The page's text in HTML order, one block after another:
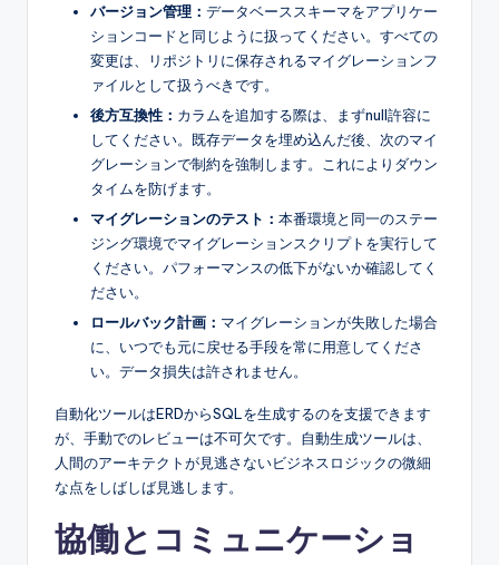
バージョン管理： データベーススキーマをアプリケー
ションコードと同じように扱ってください。すべての
変更は、リポジトリに保存されるマイグレーションフ
ァイルとして扱うべきです。
後方互換性： カラムを追加する際は、まずnull許容に
してください。既存データを埋め込んだ後、次のマイ
グレーションで制約を強制します。これによりダウン
タイムを防げます。
マイグレーションのテスト： 本番環境と同一のステー
ジング環境でマイグレーションスクリプトを実行して
ください。パフォーマンスの低下がないか確認してく
ださい。
ロールバック計画： マイグレーションが失敗した場合
に、いつでも元に戻せる手段を常に用意してくださ
い。データ損失は許されません。
自動化ツールはERDからSQLを生成するのを支援できます
が、手動でのレビューは不可欠です。自動生成ツールは、
人間のアーキテクトが見逃さないビジネスロジックの微細
な点をしばしば見逃します。
協働とコミュニケーショ